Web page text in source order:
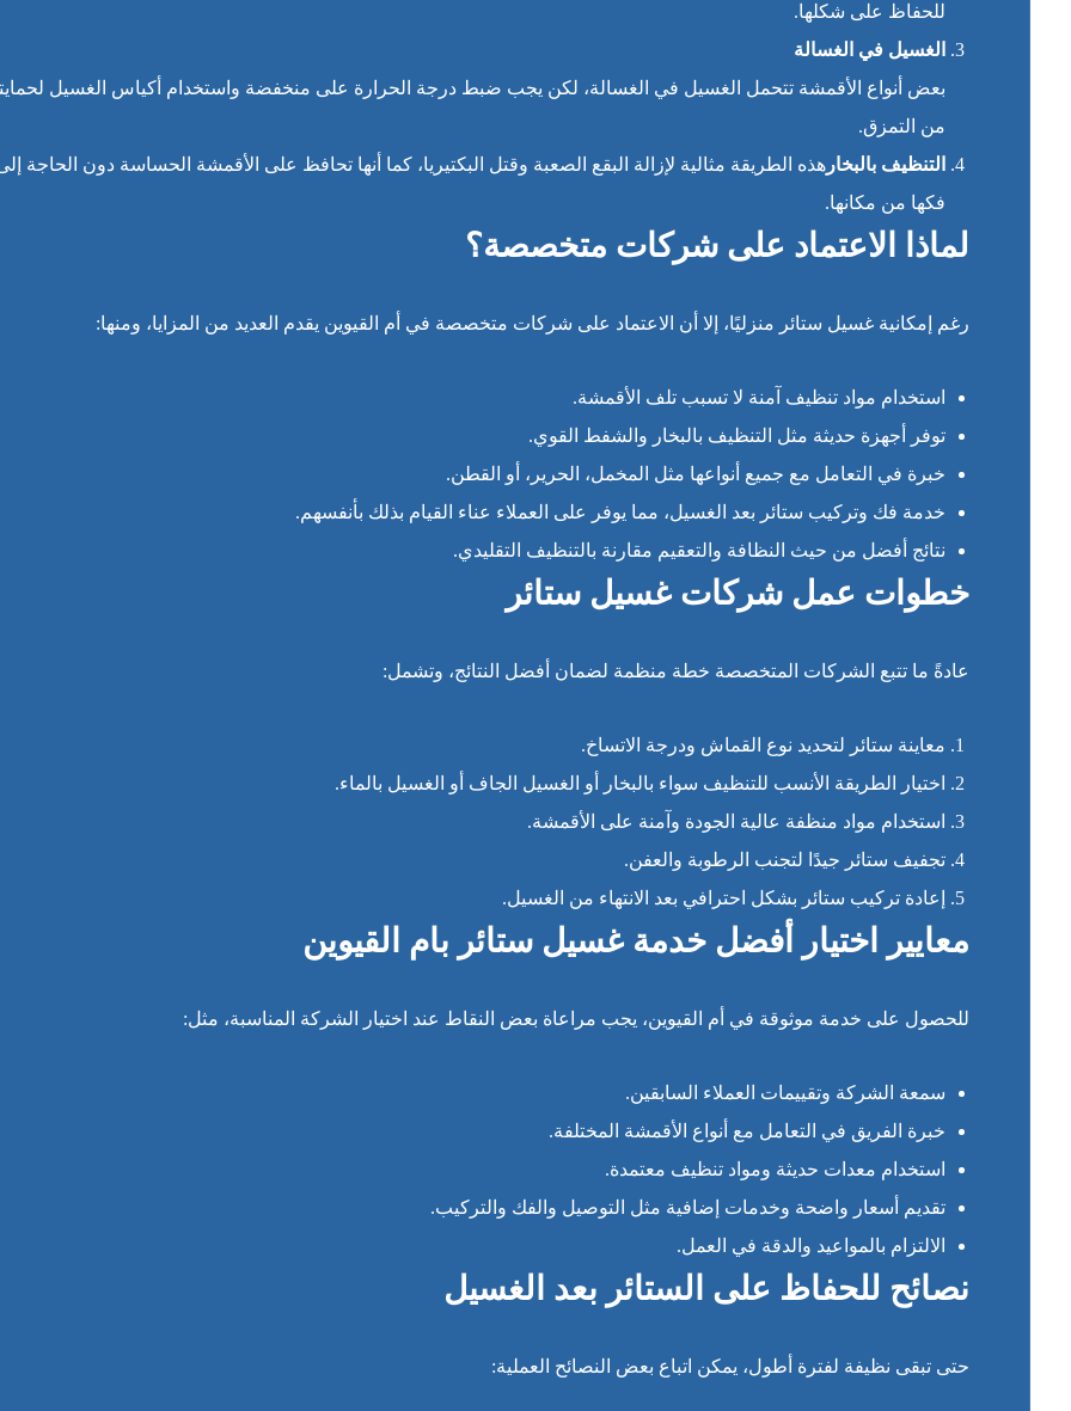
للحفاظ على شكلها.
الغسيل في الغسالة
بعض أنواع الأقمشة تتحمل الغسيل في الغسالة، لكن يجب ضبط درجة الحرارة على منخفضة واستخدام أكياس الغسيل
من التمزق.
التنظيف بالبخار هذه الطريقة مثالية لإزالة البقع الصعبة وقتل البكتيريا، كما أنها تحافظ على الأقمشة الحساسة دون الحاجة
فكها من مكانها.
لماذا الاعتماد على شركات متخصصة؟
رغم إمكانية غسيل ستائر منزليًا، إلا أن الاعتماد على شركات متخصصة في أم القيوين يقدم العديد من المزايا، ومنها:
استخدام مواد تنظيف آمنة لا تسبب تلف الأقمشة.
توفر أجهزة حديثة مثل التنظيف بالبخار والشفط القوي.
خبرة في التعامل مع جميع أنواعها مثل المخمل، الحرير، أو القطن.
خدمة فك وتركيب ستائر بعد الغسيل، مما يوفر على العملاء عناء القيام بذلك بأنفسهم.
نتائج أفضل من حيث النظافة والتعقيم مقارنة بالتنظيف التقليدي.
خطوات عمل شركات غسيل ستائر
عادةً ما تتبع الشركات المتخصصة خطة منظمة لضمان أفضل النتائج، وتشمل:
معاينة ستائر لتحديد نوع القماش ودرجة الاتساخ.
اختيار الطريقة الأنسب للتنظيف سواء بالبخار أو الغسيل الجاف أو الغسيل بالماء.
استخدام مواد منظفة عالية الجودة وآمنة على الأقمشة.
تجفيف ستائر جيدًا لتجنب الرطوبة والعفن.
إعادة تركيب ستائر بشكل احترافي بعد الانتهاء من الغسيل.
معايير اختيار أفضل خدمة غسيل ستائر بام القيوين
للحصول على خدمة موثوقة في أم القيوين، يجب مراعاة بعض النقاط عند اختيار الشركة المناسبة، مثل:
سمعة الشركة وتقييمات العملاء السابقين.
خبرة الفريق في التعامل مع أنواع الأقمشة المختلفة.
استخدام معدات حديثة ومواد تنظيف معتمدة.
تقديم أسعار واضحة وخدمات إضافية مثل التوصيل والفك والتركيب.
الالتزام بالمواعيد والدقة في العمل.
نصائح للحفاظ على الستائر بعد الغسيل
حتى تبقى نظيفة لفترة أطول، يمكن اتباع بعض النصائح العملية: